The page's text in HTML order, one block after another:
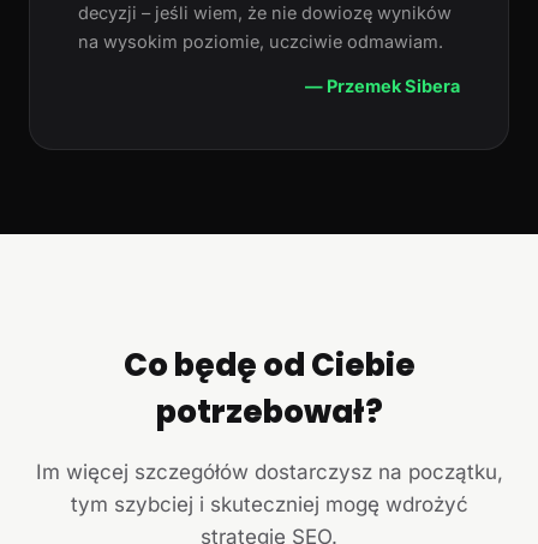
decyzji – jeśli wiem, że nie dowiozę wyników
na wysokim poziomie, uczciwie odmawiam.
— Przemek Sibera
Co będę od Ciebie
potrzebował?
Im więcej szczegółów dostarczysz na początku,
tym szybciej i skuteczniej mogę wdrożyć
strategię SEO.